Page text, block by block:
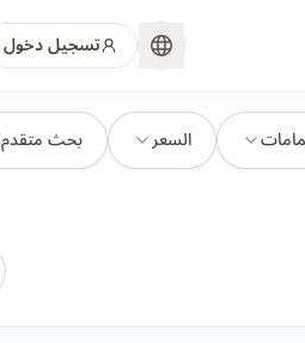
تسجيل دخول
السعر بحث متقدم